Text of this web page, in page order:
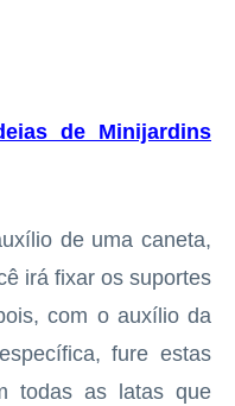
de Minijardins
de uma caneta,
irá fixar os suportes
com o auxílio da
fure estas
todas as latas que